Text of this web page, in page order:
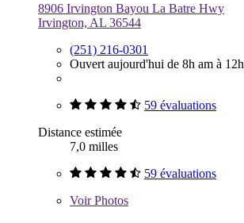
8906 Irvington Bayou La Batre Hwy
Irvington, AL 36544
(251) 216-0301
Ouvert aujourd'hui de 8h am à
59 évaluations
Distance estimée
7,0 milles
59 évaluations
VoirPhotos